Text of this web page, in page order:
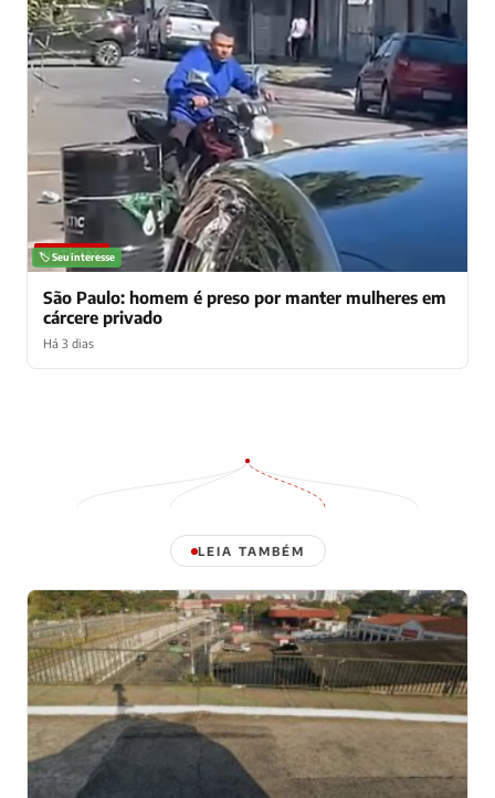
NOTÍCIAS
🏷️ Seu interesse
São Paulo: homem é preso por manter mulheres em
cárcere privado
Há 3 dias
LEIA TAMBÉM